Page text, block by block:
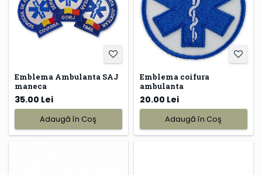
Emblema Ambulanta SAJ
maneca
35.00 Lei
Adaugă în Coş
Emblema coifura
ambulanta
20.00 Lei
Adaugă în Coş